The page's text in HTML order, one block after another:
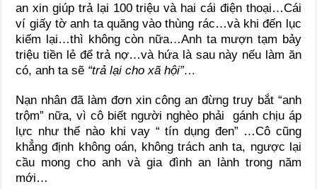
an xin giúp trả lại 100 triệu và hai cái điện thoại…Cái
ví giấy tờ anh ta quăng vào thùng rác…và khi đến lục
kiếm lại…thì không còn nữa…Anh ta mượn tạm bảy
triệu tiền lẻ để trả nợ…và hứa là sau này nếu làm ăn
có, anh ta sẽ “trả lại cho xã hội”…
Nạn nhân đã làm đơn xin công an đừng truy bắt “anh
trộm” nữa, vì cô biết người nghèo phải gánh chịu áp
lực như thế nào khi vay “ tín dụng đen” …Cô cũng
khẳng định không oán, không trách anh ta, ngược lại
cầu mong cho anh và gia đình an lành trong năm
mới…